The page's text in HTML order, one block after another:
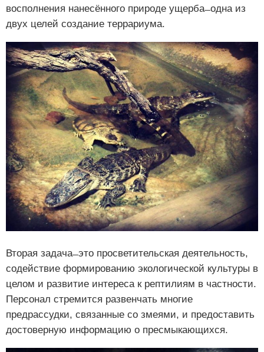
восполнения нанесённого природе ущерба ̶ одна из
двух целей создание террариума.
Вторая задача ̶ это просветительская деятельность,
содействие формированию экологической культуры в
целом и развитие интереса к рептилиям в частности.
Персонал стремится развенчать многие
предрассудки, связанные со змеями, и предоставить
достоверную информацию о пресмыкающихся.